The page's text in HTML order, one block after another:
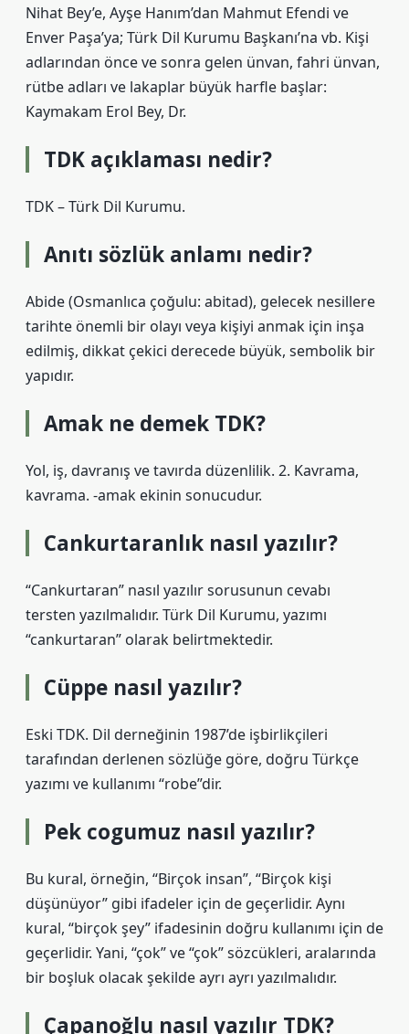
Nihat Bey’e, Ayşe Hanım’dan Mahmut Efendi ve
Enver Paşa’ya; Türk Dil Kurumu Başkanı’na vb. Kişi
adlarından önce ve sonra gelen ünvan, fahri ünvan,
rütbe adları ve lakaplar büyük harfle başlar:
Kaymakam Erol Bey, Dr.
TDK açıklaması nedir?
TDK – Türk Dil Kurumu.
Anıtı sözlük anlamı nedir?
Abide (Osmanlıca çoğulu: abitad), gelecek nesillere
tarihte önemli bir olayı veya kişiyi anmak için inşa
edilmiş, dikkat çekici derecede büyük, sembolik bir
yapıdır.
Amak ne demek TDK?
Yol, iş, davranış ve tavırda düzenlilik. 2. Kavrama,
kavrama. -amak ekinin sonucudur.
Cankurtaranlık nasıl yazılır?
“Cankurtaran” nasıl yazılır sorusunun cevabı
tersten yazılmalıdır. Türk Dil Kurumu, yazımı
“cankurtaran” olarak belirtmektedir.
Cüppe nasıl yazılır?
Eski TDK. Dil derneğinin 1987’de işbirlikçileri
tarafından derlenen sözlüğe göre, doğru Türkçe
yazımı ve kullanımı “robe”dir.
Pek cogumuz nasıl yazılır?
Bu kural, örneğin, “Birçok insan”, “Birçok kişi
düşünüyor” gibi ifadeler için de geçerlidir. Aynı
kural, “birçok şey” ifadesinin doğru kullanımı için de
geçerlidir. Yani, “çok” ve “çok” sözcükleri, aralarında
bir boşluk olacak şekilde ayrı ayrı yazılmalıdır.
Çapanoğlu nasıl yazılır TDK?